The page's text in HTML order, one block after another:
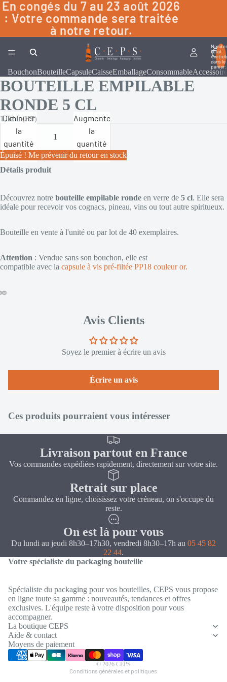
En congés du 7 au 23 août 2026
: Votre commande sera traitée
à notre retour.
total
dans le
BouchonBouteilleCapsuleCaisseEmballageConsommableAccessoire
BOUTEILLE EMPILABLE
RONDE 5 CL
1,52 €(HT)
Diminuer
la
quantité
Augmenter
la
quantité
Épuisé ! Me prévenir du retour en stock
Détails produit
Découvrez notre bouteille empilable ronde en verre de 5 cl. Elle sera
idéale pour recevoir vos cognacs, pineau, vins ou tout autre spiritueux.
Bouteille en vente à l'unité ou par lot de 40 exemplaires.
Attention : Vendue sans son bouchon, elle est
compatible avec la capsule à vis pré-filtée PP18 couleur or.
Avis Clients
Soyez le premier à écrire un avis
Écrire un avis
Ces produits pourraient vous intéresser
Livraison partout en France
Vos commandes expédiées rapidement, directement sur votre site.
Retrait sur place
Commandez en ligne, choisissez votre créneau, on s'occupe du
reste.
On est là pour vous
Du lundi au jeudi 8h30–17h30, vendredi 8h30–17h au 05 45 82
22 44.
Votre spécialiste du packaging bouteille
Spécialiste du packaging pour vos bouteilles, CEPS vous propose
en ligne toute sa gamme : nouveautés, tendances et offres
exclusives. L'équipe reste à votre disposition pour vous
accompagner.
La boutique CEPS
Aide & contact
Moyens de paiement
© 2026 CEPS
Conditions générales et politiques
Politique de confidentialité
Coordonnées
Conditions générales de vente
Mentions légales